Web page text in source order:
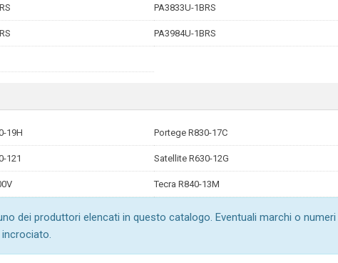
PA3833U-1BRS
PA3984U-1BRS
19H Portege R830-17C
121 Satellite R630-12G
Tecra R840-13M
dei produttori elencati in questo catalogo. Eventuali marchi o